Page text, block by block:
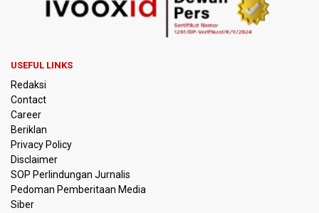
Menperin Sebut Insentif Kendaraan Listrik untuk Produk
Lawan Persib Bandung
Dari Literasi Teks ke Literasi Multimodal
Kemenag Terbitkan 40 Buku Digital Pendidikan Agama
Islam, Dapat Diunduh Gratis
USEFUL LINKS
Redaksi
Contact
Career
Beriklan
Privacy Policy
Disclaimer
SOP Perlindungan Jurnalis
Pedoman Pemberitaan Media
Siber